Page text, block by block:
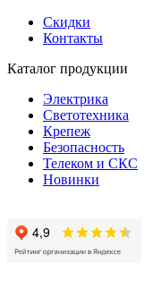
Скидки
Контакты
Каталог продукции
Электрика
Светотехника
Крепеж
Безопасность
Телеком и СКС
Новинки